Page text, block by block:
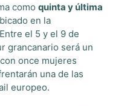
como quinta y última
en la
el 5 y el 9 de
grancanario será un
once mujeres
una de las
europeo.